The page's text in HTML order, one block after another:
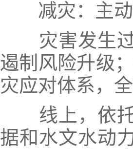
减灾：主
灾害发生
遏制风险升级
灾应对体系，
线上，依
据和水文水动